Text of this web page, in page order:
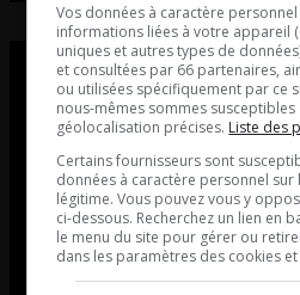
Vos données à caractère
informations liées à votre appareil
uniques et autres types de
et consultées par 66 partenaires,
ou utilisées spécifiquement par ce
nous-mêmes sommes
géolocalisation précises. Liste des
Certains fournisseurs sont
données à caractère personnel
légitime. Vous pouvez vous y
ci-dessous. Recherchez un lien en
le menu du site pour gérer ou
dans les paramètres des cookies